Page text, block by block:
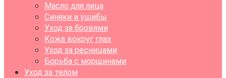
Масло для лица
Синяки и ушибы
Уход за бровями
Кожа вокруг глаз
Уход за ресницами
Борьба с морщинами
Уход за телом